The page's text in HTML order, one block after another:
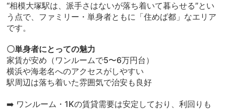
“相模大塚駅は、派手さはないが落ち着いて暮らせる”とい
う点で、ファミリー・単身者ともに「住めば都」なエリア
です。
〇単身者にとっての魅力
家賃が安め（ワンルームで5〜6万円台）
横浜や海老名へのアクセスがしやすい
駅周辺は落ち着いた雰囲気で治安も良好
➡️ ワンルーム・1Kの賃貸需要は安定しており、利回りも